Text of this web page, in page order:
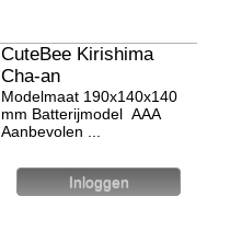
CuteBee Kirishima
Cha-an
Modelmaat 190x140x140
mm Batterijmodel ААА
Aanbevolen ...